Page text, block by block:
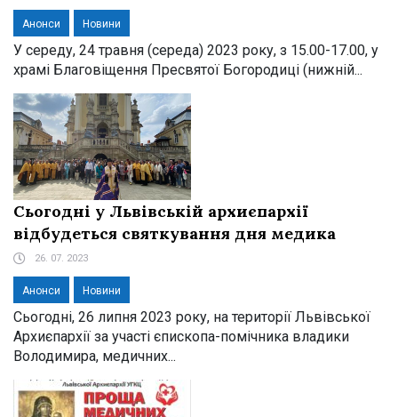
Анонси Новини
У середу, 24 травня (середа) 2023 року, з 15.00-17.00, у
храмі Благовіщення Пресвятої Богородиці (нижній...
Сьогодні у Львівській архиєпархії
відбудеться святкування дня медика
26. 07. 2023
Анонси Новини
Сьогодні, 26 липня 2023 року, на території Львівської
Архиєпархії за участі єпископа-помічника владики
Володимира, медичних...